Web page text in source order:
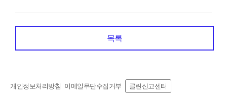
목록
개인정보처리방침 이메일무단수집거부 클린신고센터